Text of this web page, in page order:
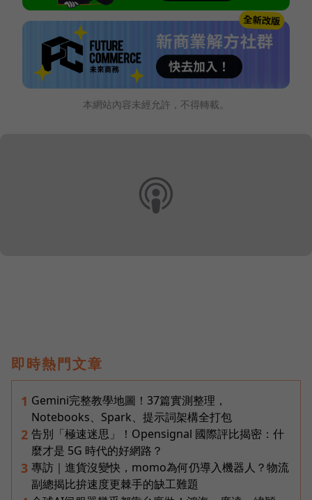
本網站內容未經允許，不得轉載。
即時熱門文章
1 Gemini完整教學地圖！37篇實測整理，
Notebooks、Spark、提示詞架構全打包
2 告別「極速迷思」！Opensignal 國際評比揭密：什
麼才是 5G 時代的好網路？
3 專訪｜進貨沒變快，momo為何仍導入機器人？物流
副總揭比拚速度更棘手的缺工難題